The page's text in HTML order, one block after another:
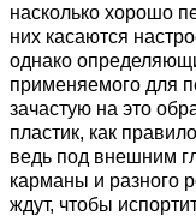
насколько хорошо
них касаются
однако
применяемого для
зачастую на это
пластик, как
ведь под внешним
карманы и разного
ждут, чтобы